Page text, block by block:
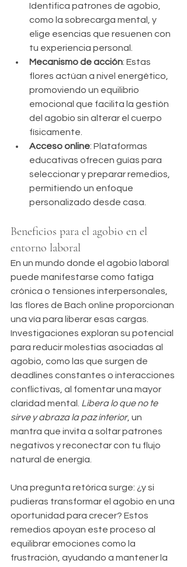
Identifica patrones de agobio,
como la sobrecarga mental, y
elige esencias que resuenen con
tu experiencia personal.
Mecanismo de acción: Estas
flores actúan a nivel energético,
promoviendo un equilibrio
emocional que facilita la gestión
del agobio sin alterar el cuerpo
físicamente.
Acceso online: Plataformas
educativas ofrecen guías para
seleccionar y preparar remedios,
permitiendo un enfoque
personalizado desde casa.
Beneficios para el agobio en el
entorno laboral
En un mundo donde el agobio laboral
puede manifestarse como fatiga
crónica o tensiones interpersonales,
las flores de Bach online proporcionan
una vía para liberar esas cargas.
Investigaciones exploran su potencial
para reducir molestias asociadas al
agobio, como las que surgen de
deadlines constantes o interacciones
conflictivas, al fomentar una mayor
claridad mental. Libera lo que no te
sirve y abraza la paz interior, un
mantra que invita a soltar patrones
negativos y reconectar con tu flujo
natural de energía.
Una pregunta retórica surge: ¿y si
pudieras transformar el agobio en una
oportunidad para crecer? Estos
remedios apoyan este proceso al
equilibrar emociones como la
frustración, ayudando a mantener la